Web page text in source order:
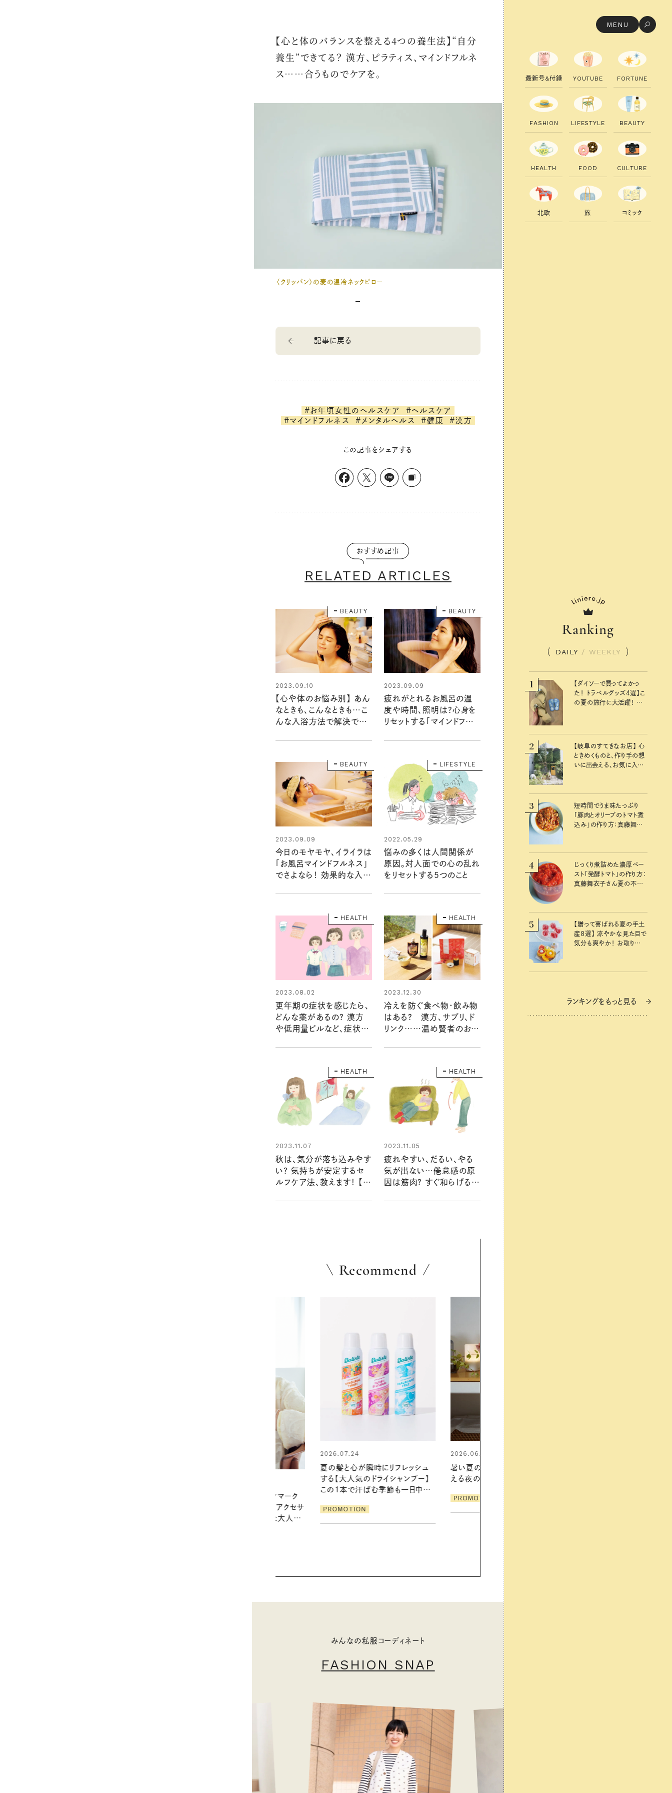
MENU
【心と体のバランスを整える4つの養生法】“自分
養生”できてる？ 漢方、ピラティス、マインドフルネ
ス……合うものでケアを。
〈クリッパン〉の麦の温冷ネックピロー
記事に戻る
#お年頃女性のヘルスケア
#ヘルスケア
#マインドフルネス
#メンタルヘルス #健康 #漢方
この記事をシェアする
おすすめ記事
RELATED ARTICLES
BEAUTY
2023.09.10
【心や体のお悩み別】 あん
なときも、こんなときも…こ
んな入浴方法で解決でき
BEAUTY
2023.09.09
疲れがとれるお風呂の温
度や時間、照明は？心身を
リセットする「マインドフル
BEAUTY
2023.09.09
今日のモヤモヤ、イライラは
「お風呂マインドフルネス」
でさよなら！ 効果的な入浴
LIFESTYLE
2022.05.29
悩みの多くは人間関係が
原因。対人面での心の乱れ
をリセットする5つのこと
HEALTH
2023.08.02
更年期の症状を感じたら、
どんな薬があるの？ 漢方
や低用量ピルなど、症状や
HEALTH
2023.12.30
冷えを防ぐ食べ物・飲み物
はある？ 漢方、サプリ、ド
リンク……温め賢者のお墨
HEALTH
2023.11.07
秋は、気分が落ち込みやす
い？ 気持ちが安定するセ
ルフケア法、教えます！ 【医
HEALTH
2023.11.05
疲れやすい、だるい、やる
気が出ない…倦怠感の原
因は筋肉？ すぐ和らげるに
Recommend
夏の髪と心が瞬時にリフレッシュ
2026.06.01
暑い夏のナイトルーティン。私を整
える夜の爽やかご褒美ケア
2026.06.01
お出かけ前のひと手間で変わる、
夏の一日。汗ばむ季節を「ごきげ
ん」に過ごす私の新習慣
みんなの私服コーディネート
FASHION SNAP
最新号&付録 YO UTU B E FO RTU N E
FAS H I O N LI FESTYLE B EAUTY
H EALTH FO O D CU LTU RE
北欧 旅 コ ミ ック
Ranking
DAILY / WEEKLY
1
【ダイソーで買ってよかっ
た！ トラベルグッズ4選】こ
の夏の旅行に大活躍！ か
2
【岐阜のすてきなお店】 心
ときめくものと、作り手の想
いに出会える、お気に入り
3
短時間でうま味たっぷり
「豚肉とオリーブのトマト煮
込み」の作り方：真藤舞衣
4
じっくり煮詰めた濃厚ペー
スト「発酵トマト」の作り方：
真藤舞衣子さん夏の不調
5
【贈って喜ばれる夏の手土
産８選】 涼やかな見た目で
気分も爽やか！ お取り寄
ランキングをもっと見る